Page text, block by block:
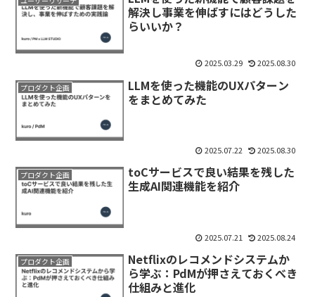
解決し事業を伸ばすにはどうした
らいいか？
2025.03.29 2025.08.30
プロダクト企画
LLMを使った機能のUXパターン
をまとめてみた
2025.07.22 2025.08.30
プロダクト企画
toCサービスで良い結果を残した
生成AI関連機能を紹介
2025.07.21 2025.08.24
プロダクト企画
Netflixのレコメンドシステムか
ら学ぶ：PdMが押さえておくべき
仕組みと進化